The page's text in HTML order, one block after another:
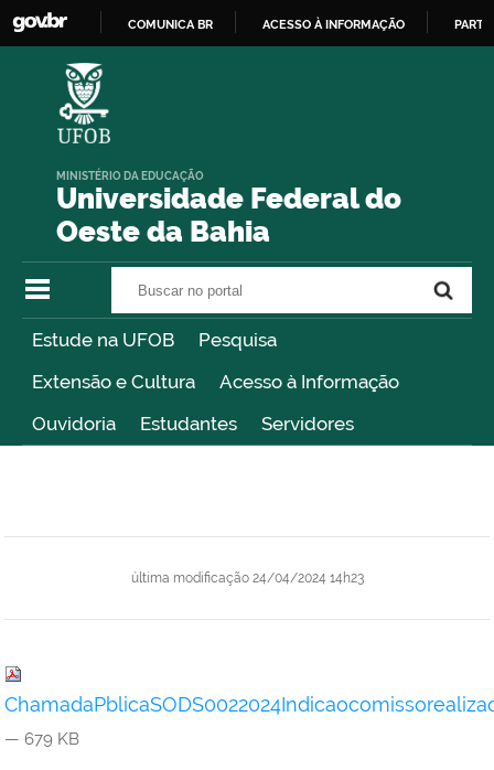
COMUNICA BR ACESSO À INFORMAÇÃO
Universidade Federal do
Oeste da Bahia
MINISTÉRIO DA EDUCAÇÃO
Estude na UFOB
Pesquisa
Extensão e Cultura
Acesso à Informação
Ouvidoria
Estudantes Servidores
última modificação24/04/2024 14h23
— 679 KB